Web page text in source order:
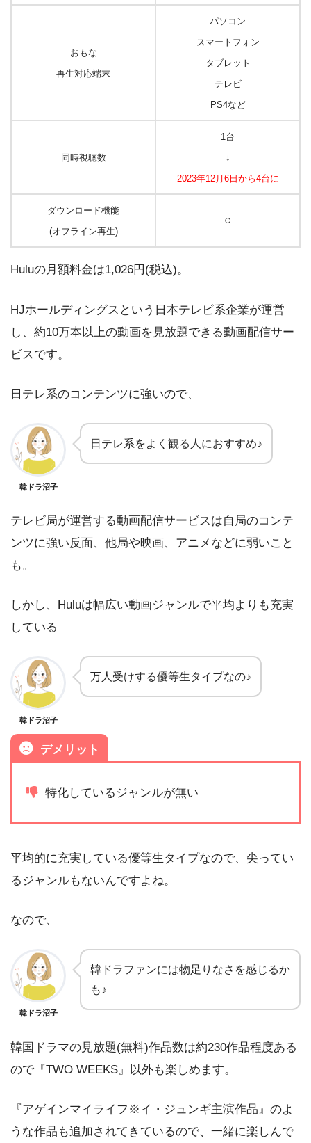
おもな
再生対応端末
パソコン
スマートフォン
タブレット
テレビ
PS4など
同時視聴数
1台
↓
2023年12月6日から4台に
ダウンロード機能
(オフライン再生)
○
Huluの月額料金は1,026円(税込)。
HJホールディングスという日本テレビ系企業が運営
し、約10万本以上の動画を見放題できる動画配信サー
ビスです。
日テレ系のコンテンツに強いので、
韓ドラ沼子
日テレ系をよく観る人におすすめ♪
テレビ局が運営する動画配信サービスは自局のコンテ
ンツに強い反面、他局や映画、アニメなどに弱いこと
も。
しかし、Huluは幅広い動画ジャンルで平均よりも充実
している
韓ドラ沼子
万人受けする優等生タイプなの♪
デメリット
特化しているジャンルが無い
平均的に充実している優等生タイプなので、尖ってい
るジャンルもないんですよね。
なので、
韓ドラ沼子
韓ドラファンには物足りなさを感じるか
も♪
韓国ドラマの見放題(無料)作品数は約230作品程度ある
ので『TWO WEEKS』以外も楽しめます。
『アゲインマイライフ※イ・ジュンギ主演作品』のよ
うな作品も追加されてきているので、一緒に楽しんで